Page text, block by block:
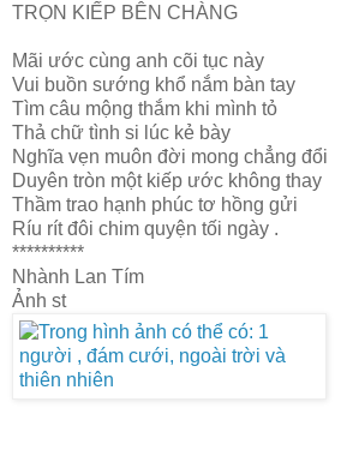
TRỌN KIẾP BÊN CHÀNG
Mãi ước cùng anh cõi tục này
Vui buồn sướng khổ nắm bàn tay
Tìm câu mộng thắm khi mình tỏ
Thả chữ tình si lúc kẻ bày
Nghĩa vẹn muôn đời mong chẳng đổi
Duyên tròn một kiếp ước không thay
Thầm trao hạnh phúc tơ hồng gửi
Ríu rít đôi chim quyện tối ngày .
**********
Nhành Lan Tím
Ảnh st